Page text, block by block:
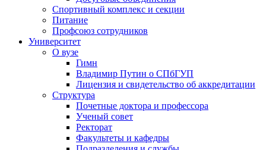
Спортивный комплекс и секции
Питание
Профсоюз сотрудников
Университет
О вузе
Гимн
Владимир Путин о СПбГУП
Лицензия и свидетельство об аккредитации
Структура
Почетные доктора и профессора
Ученый совет
Ректорат
Факультеты и кафедры